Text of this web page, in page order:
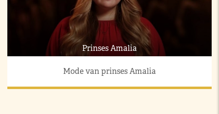
Prinses Amalia
Mode van prinses Amalia